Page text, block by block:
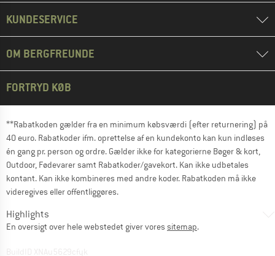
KUNDESERVICE
OM BERGFREUNDE
FORTRYD KØB
**Rabatkoden gælder fra en minimum købsværdi (efter returnering) på
40 euro. Rabatkoder ifm. oprettelse af en kundekonto kan kun indløses
én gang pr. person og ordre. Gælder ikke for kategorierne Bøger & kort,
Outdoor, Fødevarer samt Rabatkoder/gavekort. Kan ikke udbetales
kontant. Kan ikke kombineres med andre koder. Rabatkoden må ikke
videregives eller offentliggøres.
Highlights
En oversigt over hele webstedet giver voressitemap.